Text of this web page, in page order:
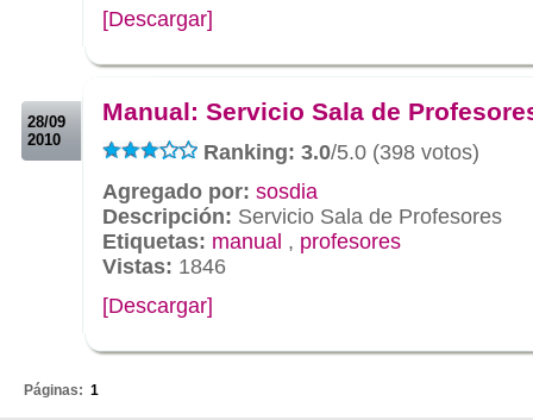
[Descargar]
28/09
2010
Manual: Servicio Sala de
Ranking: 3.0/5.0 (398 votos)
Agregado por: sosdia
Descripción: Servicio Sala de Profesores
Etiquetas: manual , profesores
Vistas: 1846
[Descargar]
Páginas: 1